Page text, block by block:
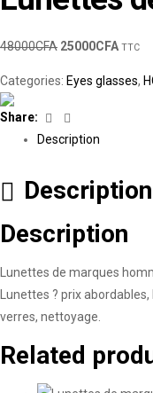
48000CFA 25000CFA TTC
Categories: Eyes glasses,
Share: Facebook
Description
Description
Description
Lunettes de marques
Lunettes ? prix
verres, nettoyage.
Related